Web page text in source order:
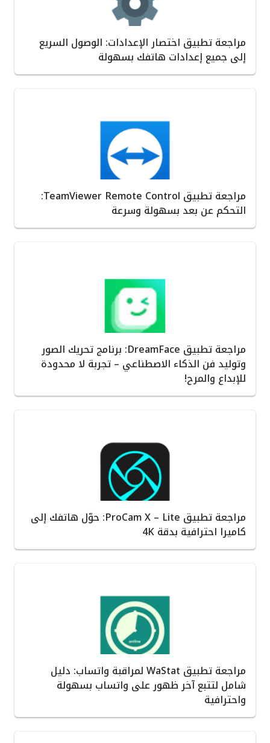
مراجعة تطبيق اختصار الإعدادات: الوصول السريع
إلى جميع إعدادات هاتفك بسهولة
مراجعة تطبيق TeamViewer Remote Control:
التحكم عن بعد بسهولة وسرعة
مراجعة تطبيق DreamFace: برنامج تحريك الصور
وتوليد فن الذكاء الاصطناعي – تجربة لا محدودة
للإبداع والمرح!
مراجعة تطبيق ProCam X – Lite: حوّل هاتفك إلى
كاميرا احترافية بدقة 4K
مراجعة تطبيق WaStat لمراقبة واتساب: دليل
شامل لتتبع آخر ظهور على واتساب بسهولة
واحترافية